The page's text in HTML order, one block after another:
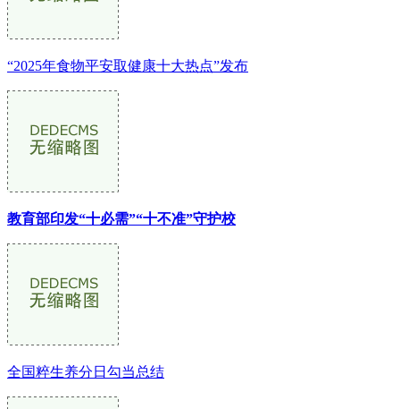
“2025年食物平安取健康十大热点”发布
教育部印发“十必需”“十不准”守护校
全国粹生养分日勾当总结